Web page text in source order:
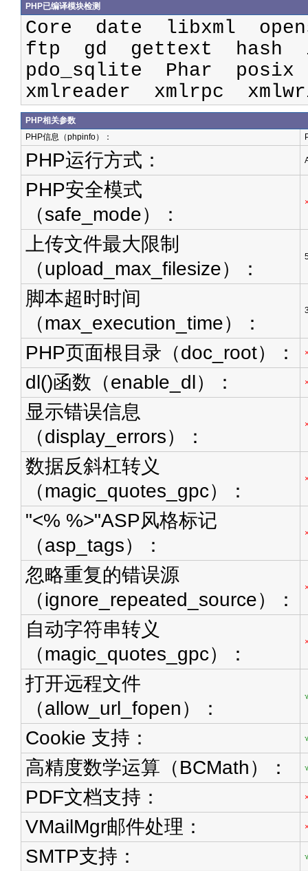
PHP已编译模块检测
Core date libxml
ftp gd gettext hash
pdo_sqlite Phar posix
xmlreader xmlrpc
PHP相关参数
PHP信息（phpinfo）：
PHP运行方式：
PHP安全模式
（safe_mode）：
上传文件最大限制
（upload_max_filesize）：
脚本超时时间
（max_execution_time）：
PHP页面根目录（doc_root）：
dl()函数（enable_dl）：
显示错误信息
（display_errors）：
数据反斜杠转义
（magic_quotes_gpc）：
"<% %>"ASP风格标记
（asp_tags）：
忽略重复的错误源
（ignore_repeated_source）：
自动字符串转义
（magic_quotes_gpc）：
打开远程文件
（allow_url_fopen）：
Cookie 支持：
高精度数学运算（BCMath）：
PDF文档支持：
VMailMgr邮件处理：
SMTP支持：